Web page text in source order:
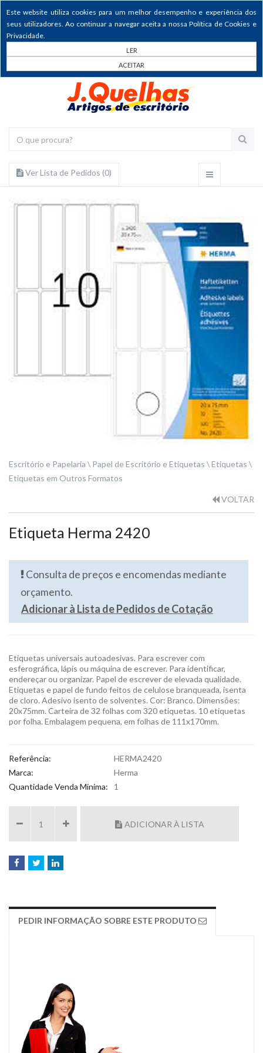
Este website utiliza cookies para um melhor desempenho e experiência dos
seus utilizadores. Ao continuar a navegar aceita a nossa Política de Cookies e
Privacidade.
LER
ACEITAR
Ver Lista de Pedidos (0)
Escritório e Papelaria Papel de Escritório e Etiquetas
Etiquetas
Etiquetas em Outros Formatos
VOLTAR
Etiqueta Herma 2420
Consulta de preços e encomendas mediante
orçamento.
Adicionar à Lista de Pedidos de Cotação
Etiquetas universais autoadesivas. Para escrever com
esferográfica, lápis ou máquina de escrever. Para identificar,
endereçar ou organizar. Papel de escrever de elevada qualidade.
Etiquetas e papel de fundo feitos de celulose branqueada, isenta
de cloro. Adesivo isento de solventes. Cor: Branco. Dimensões:
20x75mm. Carteira de 32 folhas com 320 etiquetas. 10 etiquetas
por folha. Embalagem pequena, em folhas de 111x170mm.
Referência:
HERMA2420
Marca:
Herma
Quantidade Venda Mínima:
1
ADICIONAR À LISTA
PEDIR INFORMAÇÃO SOBRE ESTE PRODUTO